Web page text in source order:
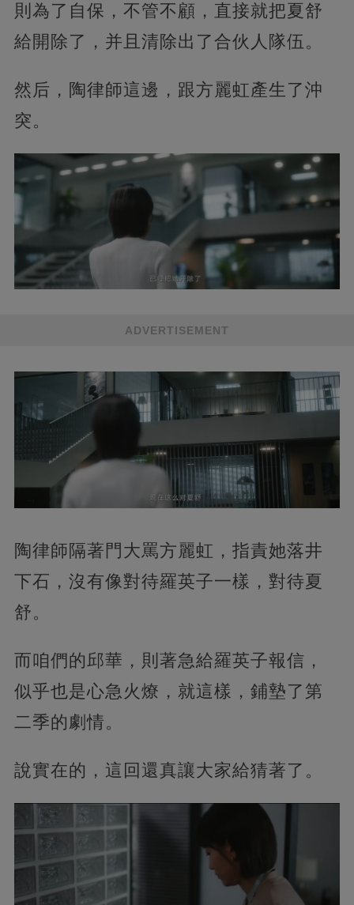
則為了自保，不管不顧，直接就把夏舒
給開除了，并且清除出了合伙人隊伍。
然后，陶律師這邊，跟方麗虹產生了沖
突。
ADVERTISEMENT
陶律師隔著門大罵方麗虹，指責她落井
下石，沒有像對待羅英子一樣，對待夏
舒。
而咱們的邱華，則著急給羅英子報信，
似乎也是心急火燎，就這樣，鋪墊了第
二季的劇情。
說實在的，這回還真讓大家給猜著了。